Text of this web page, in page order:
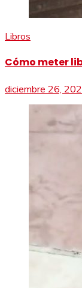
Libros
Cómo meter
diciembre 26,